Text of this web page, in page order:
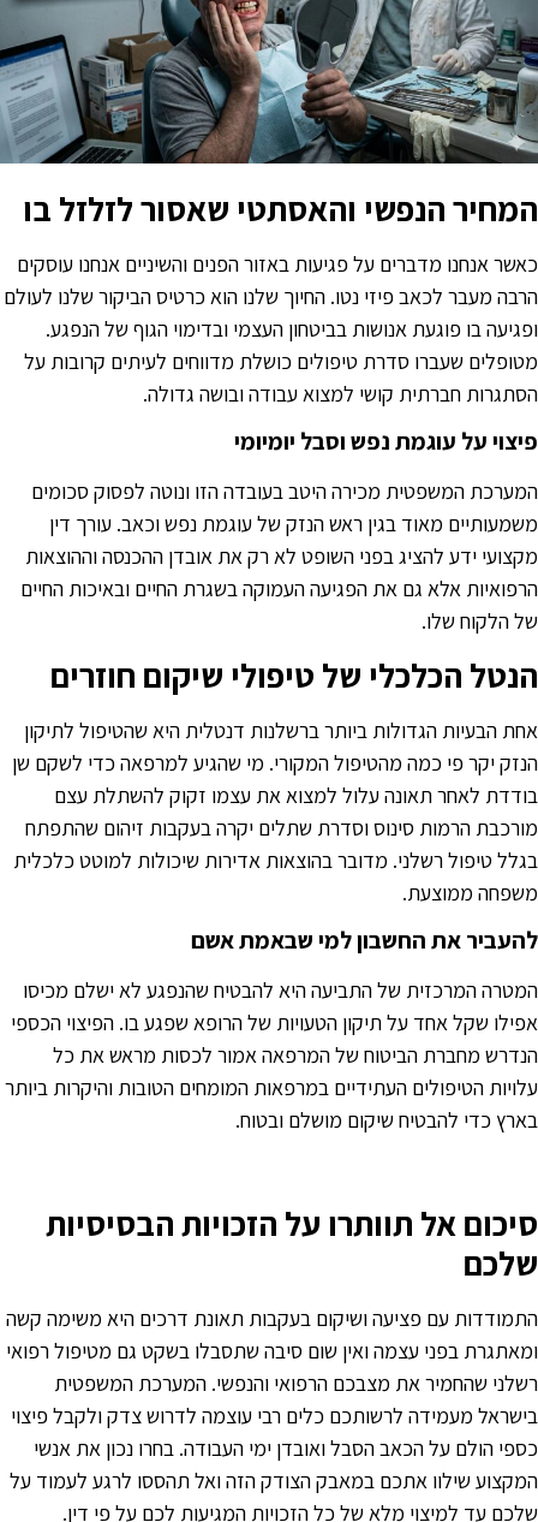
הנפשי והאסתטי שאסור לזלזל בו
אנחנו מדברים על פגיעות באזור הפנים והשיניים אנחנו עוסקים
מעבר לכאב פיזי נטו. החיוך שלנו הוא כרטיס הביקור שלנו לעולם
בו פוגעת אנושות בביטחון העצמי ובדימוי הגוף של הנפגע.
שעברו סדרת טיפולים כושלת מדווחים לעיתים קרובות על
חברתית קושי למצוא עבודה ובושה גדולה.
על עוגמת נפש וסבל יומיומי
המשפטית מכירה היטב בעובדה הזו ונוטה לפסוק סכומים
מאוד בגין ראש הנזק של עוגמת נפש וכאב. עורך דין
ידע להציג בפני השופט לא רק את אובדן ההכנסה וההוצאות
אלא גם את הפגיעה העמוקה בשגרת החיים ובאיכות החיים
הלקוח שלו.
הכלכלי של טיפולי שיקום חוזרים
הבעיות הגדולות ביותר ברשלנות דנטלית היא שהטיפול לתיקון
יקר פי כמה מהטיפול המקורי. מי שהגיע למרפאה כדי לשקם שן
לאחר תאונה עלול למצוא את עצמו זקוק להשתלת עצם
הרמות סינוס וסדרת שתלים יקרה בעקבות זיהום שהתפתח
טיפול רשלני. מדובר בהוצאות אדירות שיכולות למוטט כלכלית
ממוצעת.
את החשבון למי שבאמת אשם
המרכזית של התביעה היא להבטיח שהנפגע לא ישלם מכיסו
שקל אחד על תיקון הטעויות של הרופא שפגע בו. הפיצוי הכספי
מחברת הביטוח של המרפאה אמור לכסות מראש את כל
הטיפולים העתידיים במרפאות המומחים הטובות והיקרות ביותר
כדי להבטיח שיקום מושלם ובטוח.
אל תוותרו על הזכויות הבסיסיות
עם פציעה ושיקום בעקבות תאונת דרכים היא משימה קשה
בפני עצמה ואין שום סיבה שתסבלו בשקט גם מטיפול רפואי
שהחמיר את מצבכם הרפואי והנפשי. המערכת המשפטית
מעמידה לרשותכם כלים רבי עוצמה לדרוש צדק ולקבל פיצוי
הולם על הכאב הסבל ואובדן ימי העבודה. בחרו נכון את אנשי
שילוו אתכם במאבק הצודק הזה ואל תהססו לרגע לעמוד על
עד למיצוי מלא של כל הזכויות המגיעות לכם על פי דין.